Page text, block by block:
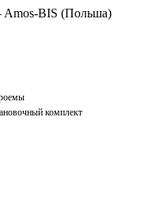
BIS (Польша)
комплект